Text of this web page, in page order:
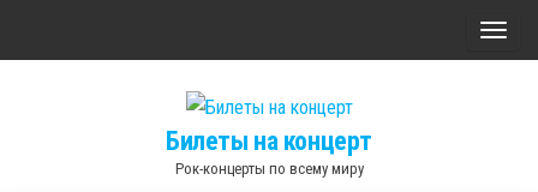
П
Билеты на концерт
Рок-концерты по всему миру